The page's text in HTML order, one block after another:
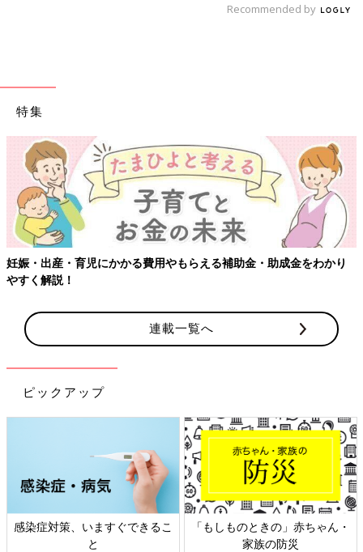
Recommended by
特集
妊娠・出産・育児にかかる費用やもらえる補助金・助成金をわかり
やすく解説！
連載一覧へ
ピックアップ
感染症対策、いますぐできるこ
と
「もしものときの」赤ちゃん・
家族の防災